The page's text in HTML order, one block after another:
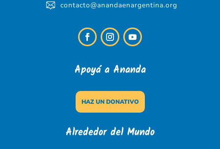
contacto@anandaenargentina.org
Apoyá a Ananda
HAZ UN DONATIVO
Alrededor del Mundo